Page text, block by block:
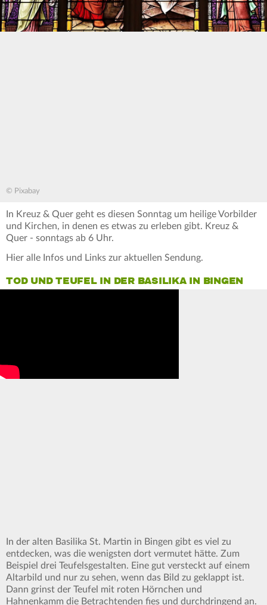
© Pixabay
In Kreuz & Quer geht es diesen Sonntag um heilige Vorbilder
und Kirchen, in denen es etwas zu erleben gibt. Kreuz &
Quer - sonntags ab 6 Uhr.
Hier alle Infos und Links zur aktuellen Sendung.
TOD UND TEUFEL IN DER BASILIKA IN BINGEN
In der alten Basilika St. Martin in Bingen gibt es viel zu
entdecken, was die wenigsten dort vermutet hätte. Zum
Beispiel drei Teufelsgestalten. Eine gut versteckt auf einem
Altarbild und nur zu sehen, wenn das Bild zu geklappt ist.
Dann grinst der Teufel mit roten Hörnchen und
Hahnenkamm die Betrachtenden fies und durchdringend an.